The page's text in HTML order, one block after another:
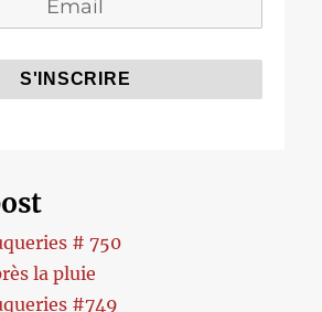
# 750
la pluie
#749